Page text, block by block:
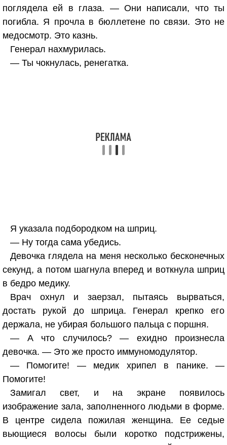
поглядела ей в глаза. — Они написали, что ты
погибла. Я прочла в бюллетене по связи. Это не
медосмотр. Это казнь.
Генерал нахмурилась.
— Ты чокнулась, ренегатка.
Я указала подбородком на шприц.
— Ну тогда сама убедись.
Девочка глядела на меня несколько бесконечных
секунд, а потом шагнула вперед и воткнула шприц
в бедро медику.
Врач охнул и заерзал, пытаясь вырваться,
достать рукой до шприца. Генерал крепко его
держала, не убирая большого пальца с поршня.
— А что случилось? — ехидно произнесла
девочка. — Это же просто иммуномодулятор.
— Помогите! — медик хрипел в панике. —
Помогите!
Замигал свет, и на экране появилось
изображение зала, заполненного людьми в форме.
В центре сидела пожилая женщина. Ее седые
вьющиеся волосы были коротко подстрижены,